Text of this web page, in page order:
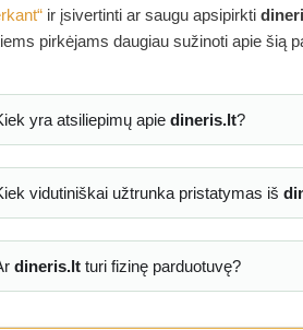
ir įsivertinti ar saugu apsipirkti
pirkėjams daugiau sužinoti apie šią
yra atsiliepimų apie dineris.lt?
vidutiniškai užtrunka pristatymas iš
dineris.ltturi fizinę parduotuvę?